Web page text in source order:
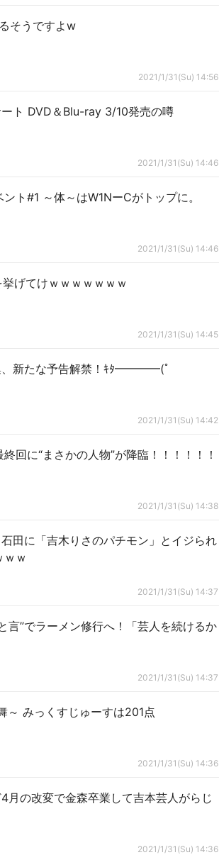
そうですよw
2021/1/31(Su) 14:56
ート DVD＆Blu-ray 3/10発売の噂
2021/1/31(Su) 14:46
ト#1 ～体～はW1NーCがトップに。
2021/1/31(Su) 14:46
げてけｗｗｗｗｗｗｗ
2021/1/31(Su) 14:45
、新たな予告解禁！ｷﾀ━━━━(ﾟ
2021/1/31(Su) 14:42
回に“まさかの人物”が降臨！！！！！！
2021/1/31(Su) 14:38
田に「吉木りさのパチモン」とイジられ
ｗ
2021/1/31(Su) 14:37
言”でラーメン修行へ！「芸人を続けるか
2021/1/31(Su) 14:37
～ みっくすじゅーすは201点
2021/1/31(Su) 14:36
月の改変で金森卒業して吉本芸人がらじ
2021/1/31(Su) 14:36